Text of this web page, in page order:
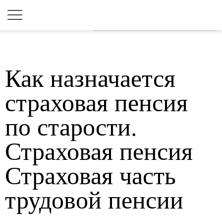
Как назначается
страховая пенсия
по старости.
Страховая пенсия
Страховая часть
трудовой пенсии